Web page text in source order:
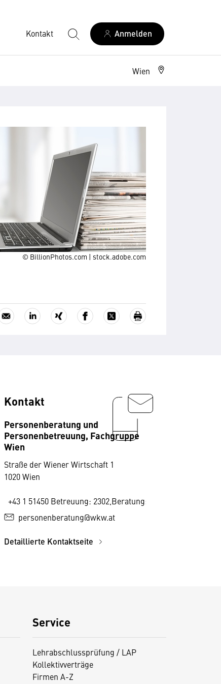
Kontakt Anmelden
Wien
© BillionPhotos.com | stock.adobe.com
Kontakt
Personenberatung und
Personenbetreuung, Fachgruppe
Wien
Straße der Wiener Wirtschaft 1
1020 Wien
+43 1 51450 Betreuung: 2302,Beratung: 2203
personenberatung@wkw.at
Detaillierte Kontaktseite
Service
Lehrabschlussprüfung / LAP
Kollektivverträge
Firmen A-Z